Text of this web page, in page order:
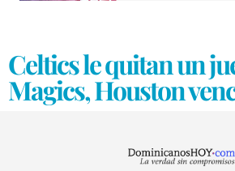
Celtics le quitan un
Magics, Houston